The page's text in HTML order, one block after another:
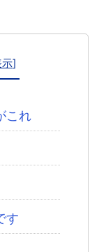
]
これ
す